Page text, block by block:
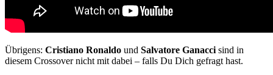
Übrigens: Cristiano Ronaldo und Salvatore Ganacci sind in
diesem Crossover nicht mit dabei – falls Du Dich gefragt hast.